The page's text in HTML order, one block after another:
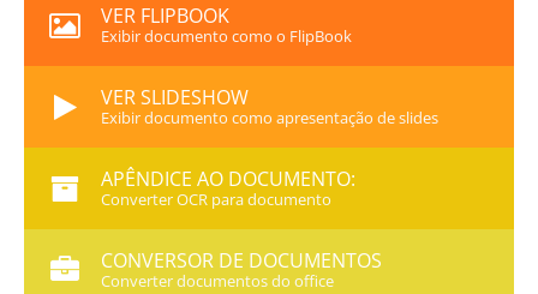
VER FLIPBOOK
Exibir documento como o FlipBook
VER SLIDESHOW
Exibir documento como apresentação de slides
APÊNDICE AO DOCUMENTO:
Converter OCR para documento
CONVERSOR DE DOCUMENTOS
Converter documentos do office